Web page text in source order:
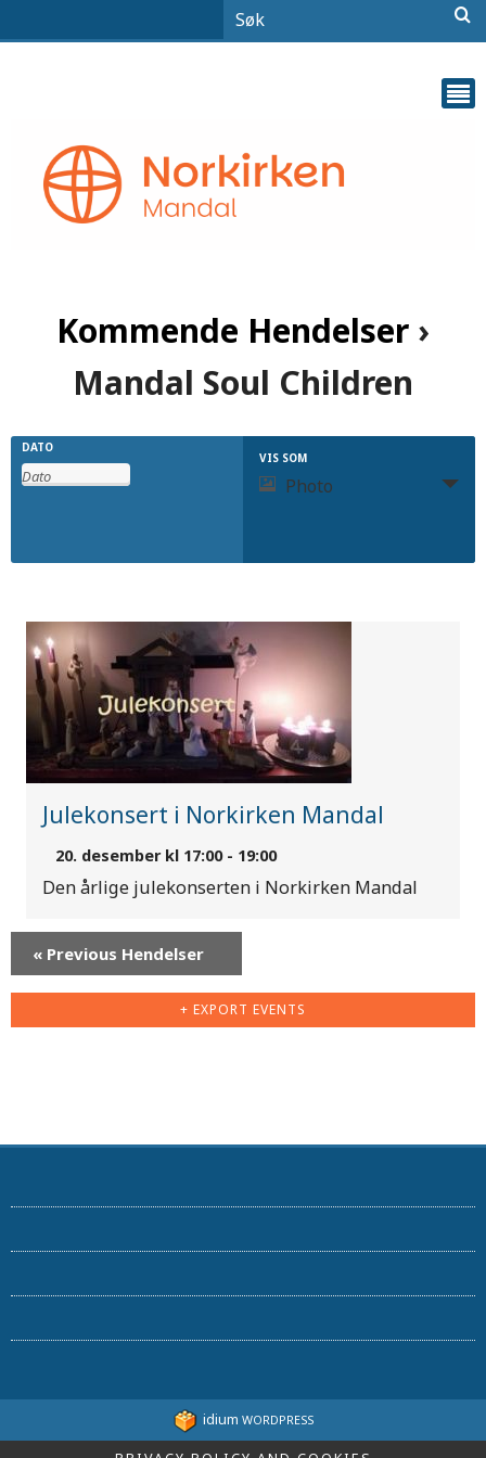
Kommende Hendelser ›
Mandal Soul Children
Hendelser
Search
Views
Navigation
Hendelser
Search
DATO
Hendelse
VIS SOM
Photo
List
of
Hendelser
Julekonsert i Norkirken Mandal
20. desember kl 17:00- 19:00
Den årlige julekonserten i Norkirken Mandal
« Previous Hendelser
+ EXPORT EVENTS
idium WORDPRESS